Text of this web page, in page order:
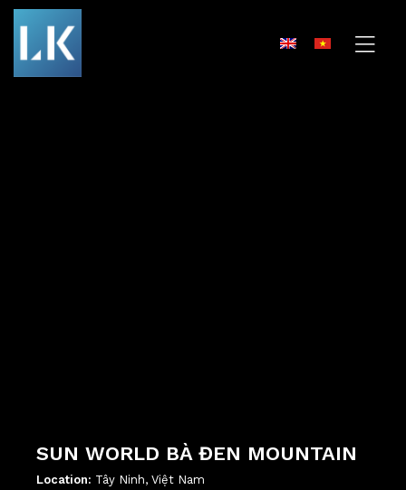
SUN WORLD BÀ ĐEN MOUNTAIN
Location: Tây Ninh, Việt Nam